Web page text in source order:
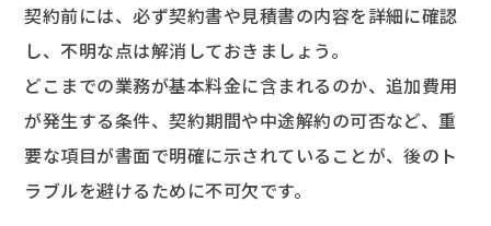
契約前には、必ず契約書や見積書の内容を詳細に確認
し、不明な点は解消しておきましょう。
どこまでの業務が基本料金に含まれるのか、追加費用
が発生する条件、契約期間や中途解約の可否など、重
要な項目が書面で明確に示されていることが、後のト
ラブルを避けるために不可欠です。